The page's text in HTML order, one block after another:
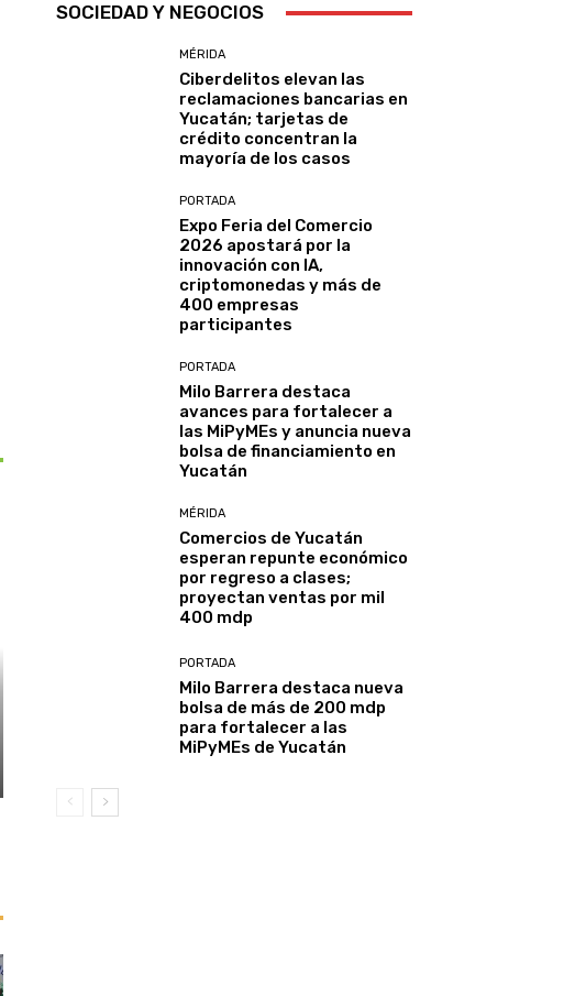
SOCIEDAD Y NEGOCIOS
MÉRIDA
Ciberdelitos elevan las
reclamaciones bancarias en
Yucatán; tarjetas de
crédito concentran la
mayoría de los casos
PORTADA
Expo Feria del Comercio
2026 apostará por la
innovación con IA,
criptomonedas y más de
400 empresas
participantes
PORTADA
Milo Barrera destaca
avances para fortalecer a
las MiPyMEs y anuncia nueva
bolsa de financiamiento en
Yucatán
MÉRIDA
Comercios de Yucatán
esperan repunte económico
por regreso a clases;
proyectan ventas por mil
400 mdp
PORTADA
Milo Barrera destaca nueva
bolsa de más de 200 mdp
para fortalecer a las
MiPyMEs de Yucatán